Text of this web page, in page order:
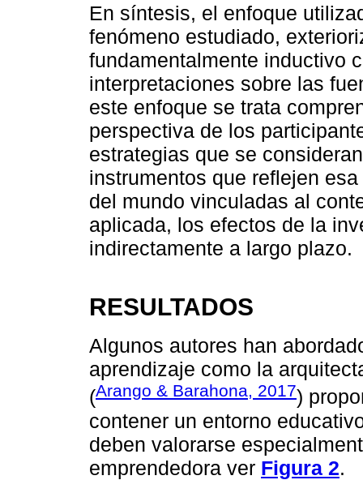
En síntesis, el enfoque
fenómeno estudiado,
fundamentalmente inductivo
interpretaciones sobre las
este enfoque se trata
perspectiva de los
estrategias que se
instrumentos que reflejen
del mundo vinculadas al
aplicada, los efectos de la
indirectamente a largo plazo.
RESULTADOS
Algunos autores han
aprendizaje como la
(Arango & Barahona, 2017)
contener un entorno
deben valorarse
emprendedora ver Figura 2.